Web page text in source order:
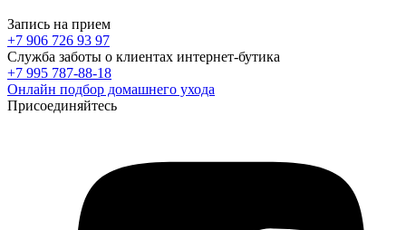
Запись на прием
+7 906 726 93 97
Служба заботы о клиентах интернет-бутика
+7 995 787-88-18
Онлайн подбор домашнего ухода
Присоединяйтесь